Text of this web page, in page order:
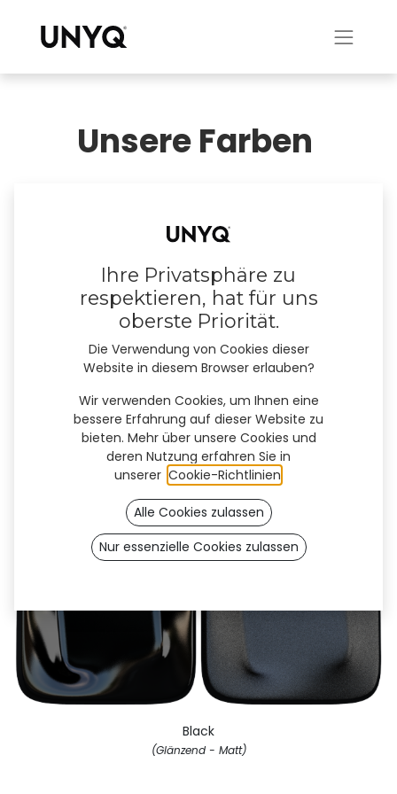
Unsere Farben
Farben für jeden Geschmack! Mehr als 40 Farben
zur Auswahl und unzählige
Kombinationsmöglichkeiten, mit matter oder
glänzender Oberfläche – ganz nach Ihrem
Geschmack. Prüfen Sie bei jedem Design die
verfügbaren Farben!
⚠️ Wir geben unser Bestes, um unsere Farbkarte
je nach Bildschirm abweichen. Bitte beachten Sie, dass das
Endergebnis leicht variieren kann.
Black
(Glänzend - Matt)
Ihre Privatsphäre zu
respektieren, hat für uns
oberste Priorität.
Die Verwendung von Cookies dieser
Website in diesem Browser erlauben?
Wir verwenden Cookies, um Ihnen eine
bessere Erfahrung auf dieser Website zu
bieten. Mehr über unsere Cookies und
deren Nutzung erfahren Sie in
unserer Cookie-Richtlinien
Alle Cookies zulassen
Nur essenzielle Cookies zulassen